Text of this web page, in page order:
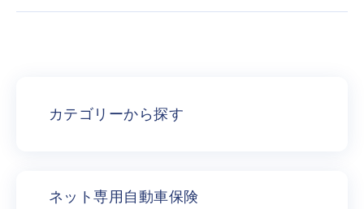
カテゴリーから探す
ネット専用自動車保険